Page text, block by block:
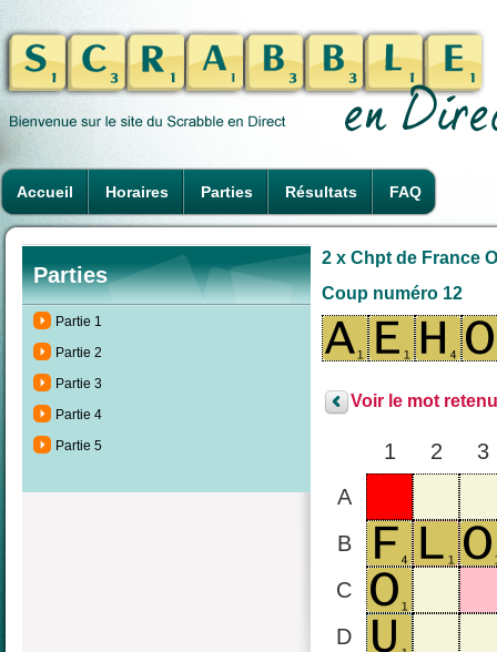
Accueil Horaires Parties Résultats FAQ
Parties
Partie 1
Partie 2
Partie 3
Partie 4
Partie 5
2 x Chpt de France
Coup numéro 12
Voir le mot
1 2
3
A
B
C
D